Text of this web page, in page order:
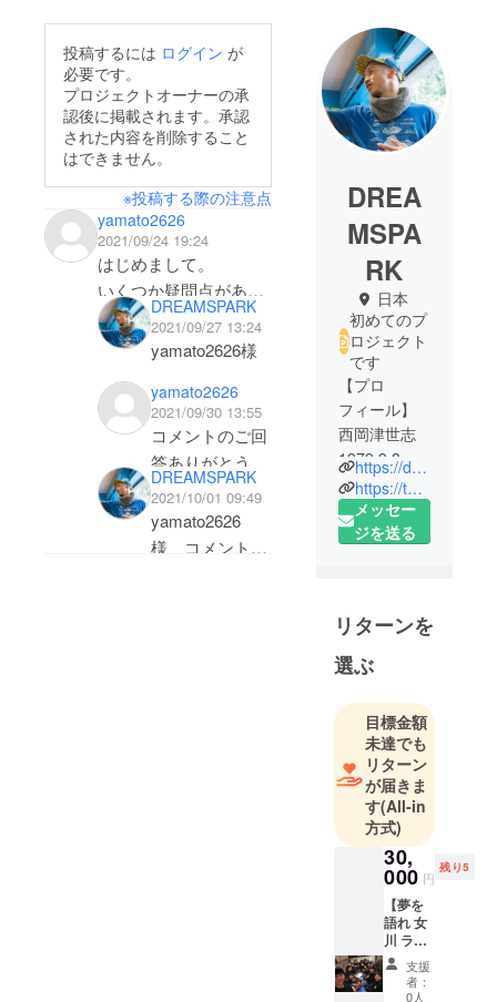
投稿するには ログイン が
必要です。
プロジェクトオーナーの承
認後に掲載されます。承認
された内容を削除すること
はできません。
※投稿する際の注意点
yamato2626
2021/09/24 19:24
はじめまして。
いくつか疑問点があっ
たので教えてくだされ
ば皆さんの参考になる
①このアプリの仕様が
まったくわかりませ
ん。簡単なムービーの
ようなものはありまし
たが、何ができて何が
出来ないのか具体的な
DREAMSPARK
2021/09/27 13:24
yamato2626様
この度はご質問
ありがとうござ
います。
また、内容がわ
かりにくく失礼
しました。
yamato2626
2021/09/30 13:55
コメントのご回
答ありがとうご
ざいます.ご丁
寧にご回答くだ
さいましてあり
DREAMSPARK
2021/10/01 09:49
yamato2626
様、コメントあ
DREA
MSPA
RK
日本
初めてのプ
ロジェクト
です
【プロ
フィール】
西岡津世志
1979.9.8生
まれ
滋賀県出身
締役
株式会社 夢
を語れ 代
表取締役
YumeWoKat
International,
LLC（USA）
代表
高校卒業
後、東京で
お笑い芸人
になり、そ
の後、超大
盛り有名G系
https://dreamspark.today/jp
https://twitter.com/yume_tsuyoshi
メッセー
ジを送る
リターンを
選ぶ
目標金額
未達でも
リターン
が届きま
す(All-in
方式)
30,
000 円
残り5
【夢を
語れ 女
川 ラー
メン半
年間食
べ放
支援
者：
0人